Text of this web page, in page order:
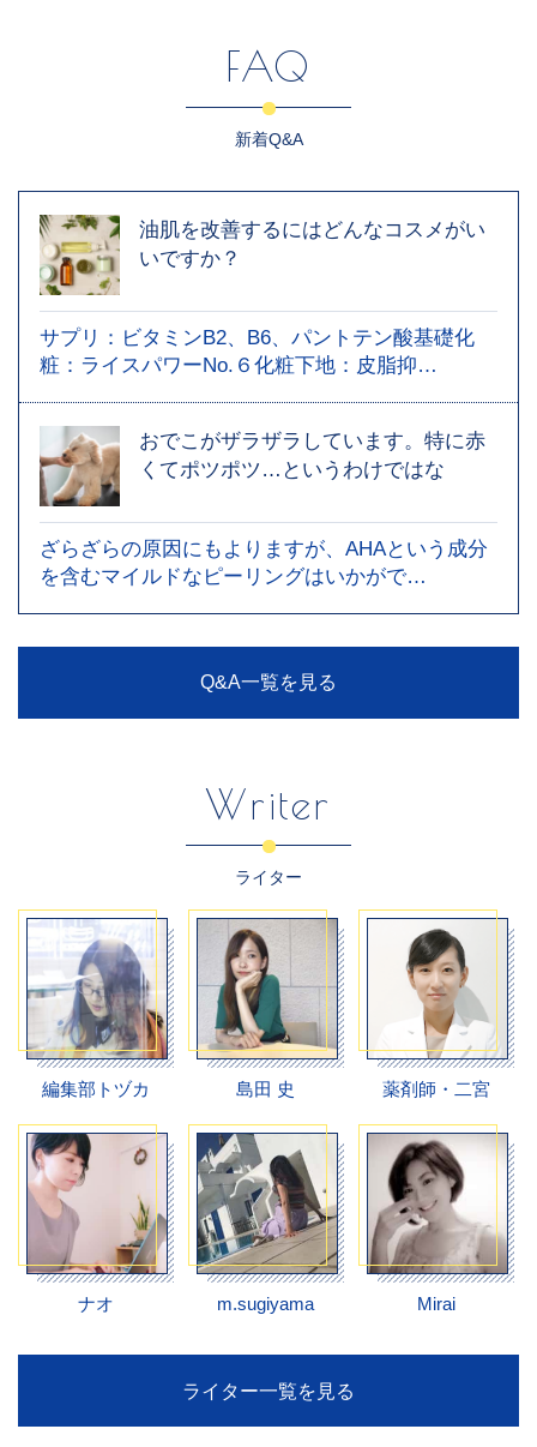
FAQ
新着Q&A
油肌を改善するにはどんなコスメがい
いですか？
サプリ：ビタミンB2、B6、パントテン酸基礎化
粧：ライスパワーNo.６化粧下地：皮脂抑…
おでこがザラザラしています。特に赤
くてポツポツ…というわけではな
ざらざらの原因にもよりますが、AHAという成分
を含むマイルドなピーリングはいかがで…
Q&A一覧を見る
Writer
ライター
編集部トヅカ 島田 史 薬剤師・二宮
ナオ m.sugiyama Mirai
ライター一覧を見る